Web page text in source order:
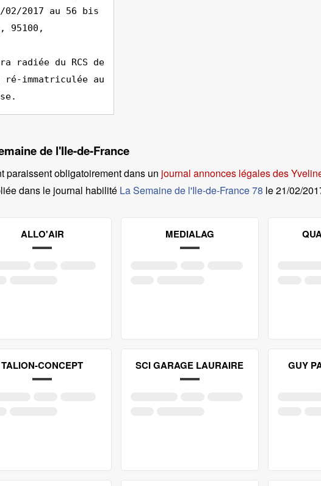
02/2017 au 56 bis
95100,
radiée du RCS de
immatriculée au
de l'Ile-de-France
paraissent obligatoirement dans un journal annonces légales des
dans le journal habilité La Semaine de l'Ile-de-France 78 le21/02/
ALLO'AIR MEDIALAG
TALION-CONCEPT SCI GARAGE LAURAIRE GUY